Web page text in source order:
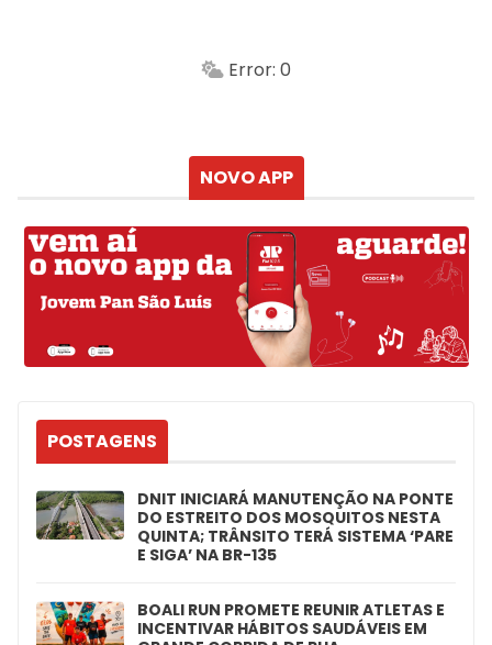
Min.
Error: 0
NOVO APP
POSTAGENS
DNIT INICIARÁ MANUTENÇÃO NA PONTE
DO ESTREITO DOS MOSQUITOS NESTA
QUINTA; TRÂNSITO TERÁ SISTEMA ‘PARE
E SIGA’ NA BR-135
BOALI RUN PROMETE REUNIR ATLETAS E
INCENTIVAR HÁBITOS SAUDÁVEIS EM